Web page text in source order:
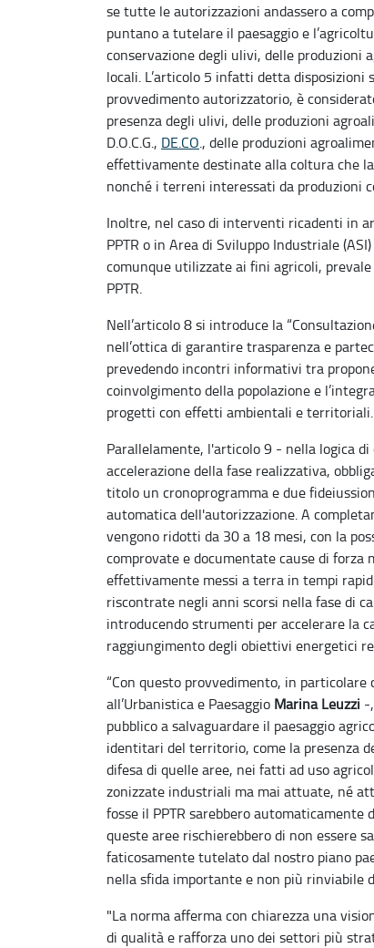
se tutte le autorizzazioni andassero a
puntano a tutelare il paesaggio e
conservazione degli ulivi, delle produzioni
locali. L’articolo 5 infatti detta disposizioni
provvedimento autorizzatorio, è
presenza degli ulivi, delle produzioni
D.O.C.G., DE.CO., delle produzioni
effettivamente destinate alla coltura che
nonché i terreni interessati da produzioni
Inoltre, nel caso di interventi ricadenti in
PPTR o in Area di Sviluppo Industriale
comunque utilizzate ai fini agricoli,
PPTR.
Nell’articolo 8 si introduce la
nell’ottica di garantire trasparenza e
prevedendo incontri informativi tra
coinvolgimento della popolazione e
progetti con effetti ambientali e territoriali.
Parallelamente, l'articolo 9 - nella logica
accelerazione della fase realizzativa,
titolo un cronoprogramma e due
automatica dell'autorizzazione. A
vengono ridotti da 30 a 18 mesi, con la
comprovate e documentate cause di
effettivamente messi a terra in tempi
riscontrate negli anni scorsi nella fase di
introducendo strumenti per accelerare la
raggiungimento degli obiettivi energetici
“Con questo provvedimento, in particolare
all’Urbanistica e Paesaggio Marina Leuzzi -
pubblico a salvaguardare il paesaggio
identitari del territorio, come la presenza
difesa di quelle aree, nei fatti ad uso
zonizzate industriali ma mai attuate, né
fosse il PPTR sarebbero
queste aree rischierebbero di non essere
faticosamente tutelato dal nostro piano
nella sfida importante e non più rinviabile
"La norma afferma con chiarezza una
di qualità e rafforza uno dei settori più